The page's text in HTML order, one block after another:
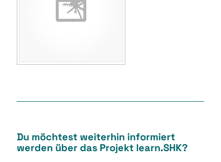
Du möchtest weiterhin informiert
werden über das Projekt learn.SHK?